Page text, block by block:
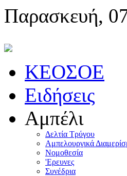
Παρασκευή,
KEOΣOE
Ειδήσεις
Αμπέλι
Δελτία Τρύγου
Αμπελουργικά
Nομοθεσία
'Eρευνες
Συνέδρια